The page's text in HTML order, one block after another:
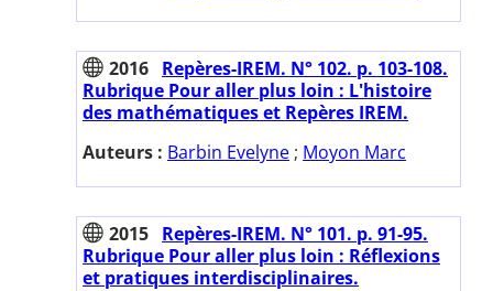
2016 Repères-IREM. N° 102. p. 103-108.
Rubrique Pour aller plus loin : L'histoire
des mathématiques et Repères IREM.
Auteurs : Barbin Evelyne ; Moyon Marc
2015 Repères-IREM. N° 101. p. 91-95.
Rubrique Pour aller plus loin : Réflexions
et pratiques interdisciplinaires.